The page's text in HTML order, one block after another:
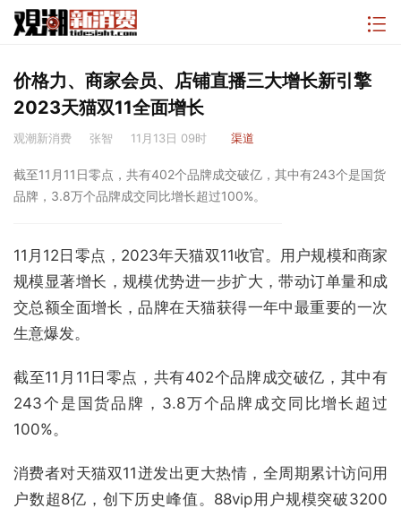
价格力、商家会员、店铺直播三大增长新引擎
2023天猫双11全面增长
观潮新消费 张智 11月13日 09时 渠道
截至11月11日零点，共有402个品牌成交破亿，其中有243个是国货
品牌，3.8万个品牌成交同比增长超过100%。
11月12日零点，2023年天猫双11收官。用户规模和商家
规模显著增长，规模优势进一步扩大，带动订单量和成
交总额全面增长，品牌在天猫获得一年中最重要的一次
生意爆发。
截至11月11日零点，共有402个品牌成交破亿，其中有
243个是国货品牌，3.8万个品牌成交同比增长超过
100%。
消费者对天猫双11迸发出更大热情，全周期累计访问用
户数超8亿，创下历史峰值。88vip用户规模突破3200